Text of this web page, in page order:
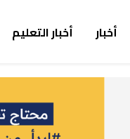
أخبار أخبار التعليم